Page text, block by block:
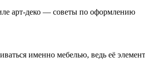
именно мебелью, ведь её